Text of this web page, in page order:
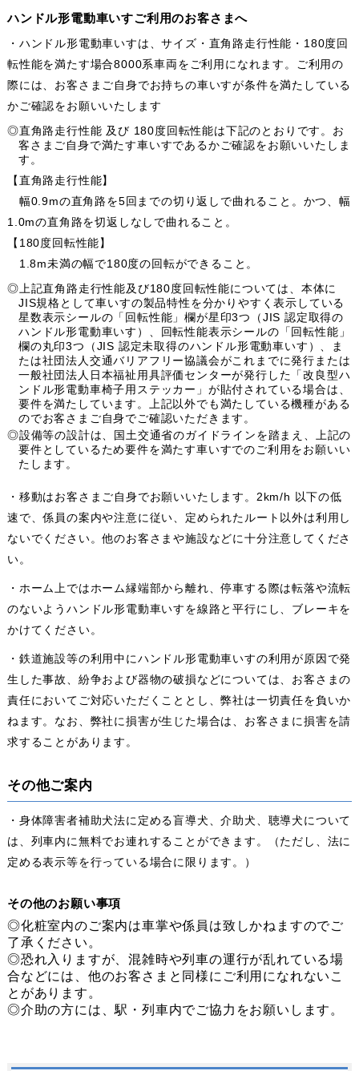
ハンドル形電動車いすご利用のお客さまへ
・ハンドル形電動車いすは、サイズ・直角路走行性能・180度回
転性能を満たす場合8000系車両をご利用になれます。ご利用の
際には、お客さまご自身でお持ちの車いすが条件を満たしている
かご確認をお願いいたします
◎直角路走行性能 及び 180度回転性能は下記のとおりです。お
客さまご自身で満たす車いすであるかご確認をお願いいたしま
す。
【直角路走行性能】
幅0.9mの直角路を5回までの切り返しで曲れること。かつ、幅
1.0mの直角路を切返しなしで曲れること。
【180度回転性能】
1.8m未満の幅で180度の回転ができること。
◎上記直角路走行性能及び180度回転性能については、本体に
JIS規格として車いすの製品特性を分かりやすく表示している
星数表示シールの「回転性能」欄が星印3つ（JIS 認定取得の
ハンドル形電動車いす）、回転性能表示シールの「回転性能」
欄の丸印3つ（JIS 認定未取得のハンドル形電動車いす）、ま
たは社団法人交通バリアフリー協議会がこれまでに発行または
一般社団法人日本福祉用具評価センターが発行した「改良型ハ
ンドル形電動車椅子用ステッカー」が貼付されている場合は、
要件を満たしています。上記以外でも満たしている機種がある
のでお客さまご自身でご確認いただきます。
◎設備等の設計は、国土交通省のガイドラインを踏まえ、上記の
要件としているため要件を満たす車いすでのご利用をお願いい
たします。
・移動はお客さまご自身でお願いいたします。2km/h 以下の低
速で、係員の案内や注意に従い、定められたルート以外は利用し
ないでください。他のお客さまや施設などに十分注意してくださ
い。
・ホーム上ではホーム縁端部から離れ、停車する際は転落や流転
のないようハンドル形電動車いすを線路と平行にし、ブレーキを
かけてください。
・鉄道施設等の利用中にハンドル形電動車いすの利用が原因で発
生した事故、紛争および器物の破損などについては、お客さまの
責任においてご対応いただくこととし、弊社は一切責任を負いか
ねます。なお、弊社に損害が生じた場合は、お客さまに損害を請
求することがあります。
その他ご案内
・身体障害者補助犬法に定める盲導犬、介助犬、聴導犬について
は、列車内に無料でお連れすることができます。（ただし、法に
定める表示等を行っている場合に限ります。）
その他のお願い事項
◎化粧室内のご案内は車掌や係員は致しかねますのでご
了承ください。
◎恐れ入りますが、混雑時や列車の運行が乱れている場
合などには、他のお客さまと同様にご利用になれないこ
とがあります。
◎介助の方には、駅・列車内でご協力をお願いします。